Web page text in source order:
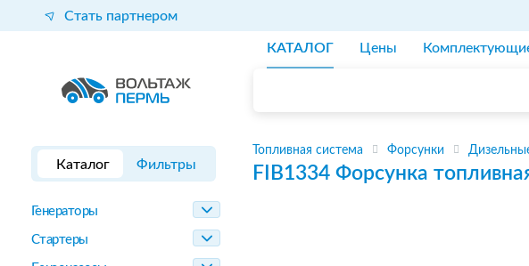
Стать партнером
КАТАЛОГ Цены
Каталог Фильтры
Генераторы
Стартеры
Топливная система Форсунки
FIB1334 Форсунка